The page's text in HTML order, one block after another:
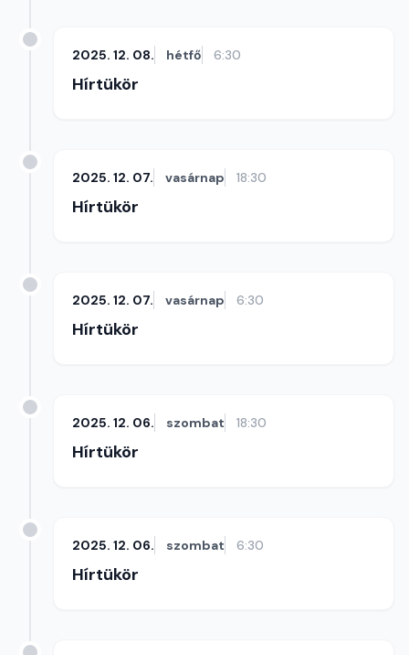
2025. 12. 08. hétfő 6:30
Hírtükör
2025. 12. 07. vasárnap 18:30
Hírtükör
2025. 12. 07. vasárnap 6:30
Hírtükör
2025. 12. 06. szombat 18:30
Hírtükör
2025. 12. 06. szombat 6:30
Hírtükör